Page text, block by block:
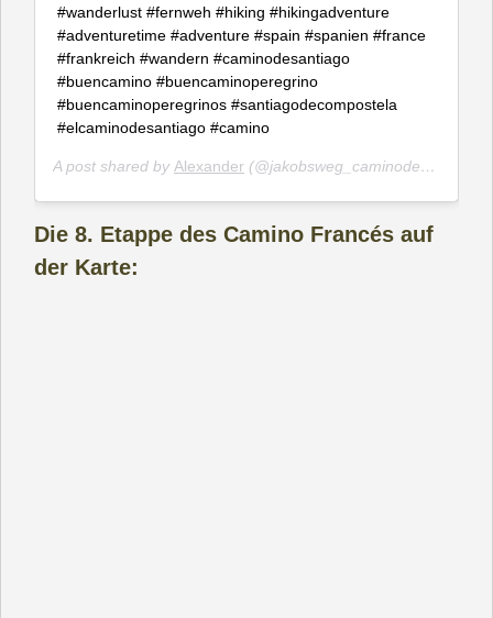
#wanderlust #fernweh #hiking #hikingadventure
#adventuretime #adventure #spain #spanien #france
#frankreich #wandern #caminodesantiago
#buencamino #buencaminoperegrino
#buencaminoperegrinos #santiagodecompostela
#elcaminodesantiago #camino
A post shared by Alexander (@jakobsweg_caminodesantiago) on
Die 8. Etappe des Camino Francés auf
der Karte: